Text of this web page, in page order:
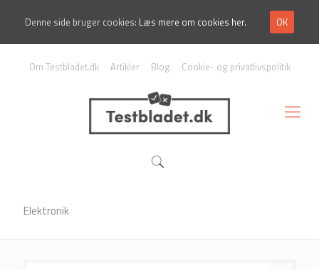
Om Testbladet.dk Artikler Blog Cookie- og privatlivspolitik
Elektronik
Denne side bruger cookies: Læs mere om cookies her. OK